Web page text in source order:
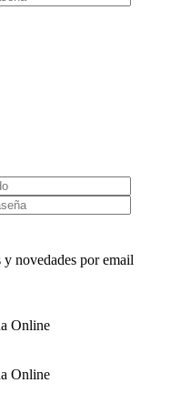
novedades por email